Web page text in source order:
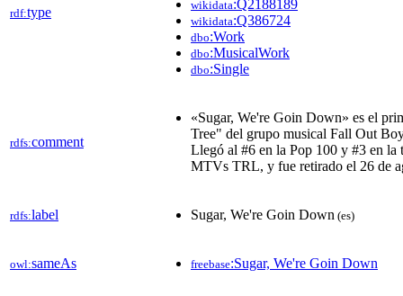
rdf:type wikidata:Q2188189
wikidata:Q386724
dbo:Work
dbo:MusicalWork
dbo:Single
rdfs:comment
«Sugar, We're Goin Down» es el
Tree" del grupo musical Fall Out
Llegó al #6 en la Pop 100 y #3 en
MTVs TRL, y fue retirado el 26 de
rdfs:label Sugar, We're Goin Down (es)
owl:sameAs freebase:Sugar, We're Goin Down